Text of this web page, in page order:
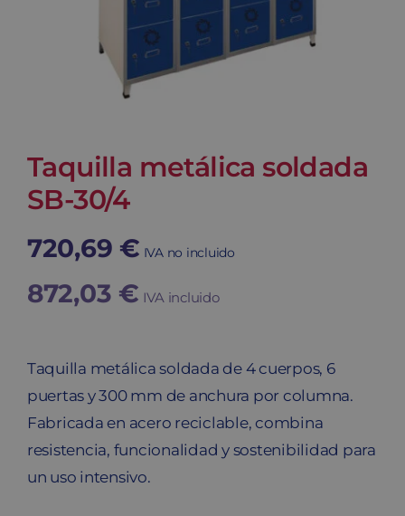
Taquilla metálica soldada
SB-30/4
720,69 € IVA no incluido
872,03 € IVA incluido
Taquilla metálica soldada de 4 cuerpos, 6
puertas y 300 mm de anchura por columna.
Fabricada en acero reciclable, combina
resistencia, funcionalidad y sostenibilidad para
un uso intensivo.